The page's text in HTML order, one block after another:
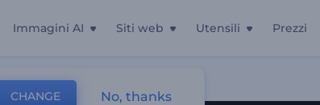
Immagini AI Siti web Utensili Prezzi
CHANGE No, thanks